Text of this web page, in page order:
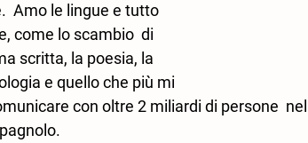
Amo le lingue e tutto
come lo scambio  di
scritta, la poesia, la
e quello che più mi
con oltre 2 miliardi di persone